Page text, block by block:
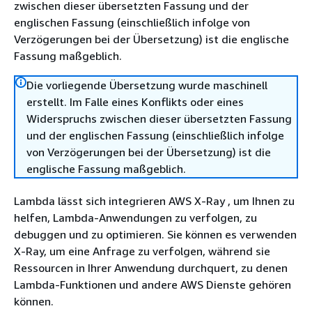
zwischen dieser übersetzten Fassung und der
englischen Fassung (einschließlich infolge von
Verzögerungen bei der Übersetzung) ist die englische
Fassung maßgeblich.
Die vorliegende Übersetzung wurde maschinell
erstellt. Im Falle eines Konflikts oder eines
Widerspruchs zwischen dieser übersetzten Fassung
und der englischen Fassung (einschließlich infolge
von Verzögerungen bei der Übersetzung) ist die
englische Fassung maßgeblich.
Lambda lässt sich integrieren AWS X-Ray , um Ihnen zu
helfen, Lambda-Anwendungen zu verfolgen, zu
debuggen und zu optimieren. Sie können es verwenden
X-Ray, um eine Anfrage zu verfolgen, während sie
Ressourcen in Ihrer Anwendung durchquert, zu denen
Lambda-Funktionen und andere AWS Dienste gehören
können.